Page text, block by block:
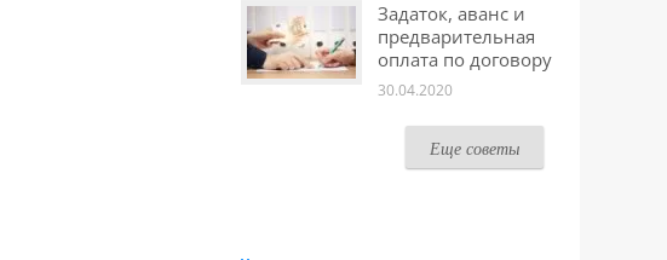
Задаток, аванс и
предварительная
оплата по договору
30.04.2020
Еще советы